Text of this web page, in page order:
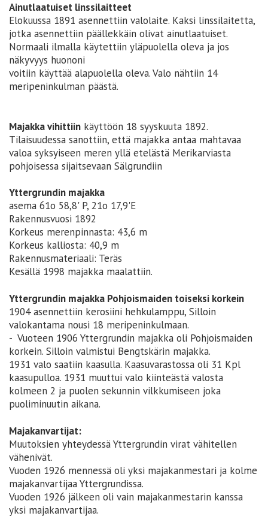
Ainutlaatuiset linssilaitteet
Elokuussa 1891 asennettiin valolaite. Kaksi linssilaitetta,
jotka asennettiin päällekkäin olivat ainutlaatuiset.
Normaali ilmalla käytettiin yläpuolella oleva ja jos
näkyvyys huononi
voitiin käyttää alapuolella oleva. Valo nähtiin 14
meripeninkulman päästä.
Majakka vihittiin käyttöön 18 syyskuuta 1892.
Tilaisuudessa sanottiin, että majakka antaa mahtavaa
valoa syksyiseen meren yllä etelästä Merikarviasta
pohjoisessa sijaitsevaan Sälgrundiin
Yttergrundin majakka
asema 61o 58,8' P, 21o 17,9'E
Rakennusvuosi 1892
Korkeus merenpinnasta: 43,6 m
Korkeus kalliosta: 40,9 m
Rakennusmateriaali: Teräs
Kesällä 1998 majakka maalattiin.
Yttergrundin majakka Pohjoismaiden toiseksi korkein
1904 asennettiin kerosiini hehkulamppu, Silloin
valokantama nousi 18 meripeninkulmaan.
- Vuoteen 1906 Yttergrundin majakka oli Pohjoismaiden
korkein. Silloin valmistui Bengtskärin majakka.
1931 valo saatiin kaasulla. Kaasuvarastossa oli 31 Kpl
kaasupulloa. 1931 muuttui valo kiinteästä valosta
kolmeen 2 ja puolen sekunnin vilkkumiseen joka
puoliminuutin aikana.
Majakanvartijat:
Muutoksien yhteydessä Yttergrundin virat vähitellen
vähenivät.
Vuoden 1926 mennessä oli yksi majakanmestari ja kolme
majakanvartijaa Yttergrundissa.
Vuoden 1926 jälkeen oli vain majakanmestarin kanssa
yksi majakanvartijaa.